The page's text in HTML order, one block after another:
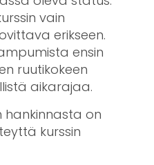
vain
erikseen.
ensin
ruutikokeen
aikarajaa.
hankinnasta on
kurssin